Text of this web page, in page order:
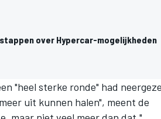
over Hypercar-mogelijkheden
"heel sterke ronde" had
uit kunnen halen", meent de